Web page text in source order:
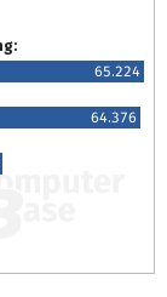
65.224
64.376